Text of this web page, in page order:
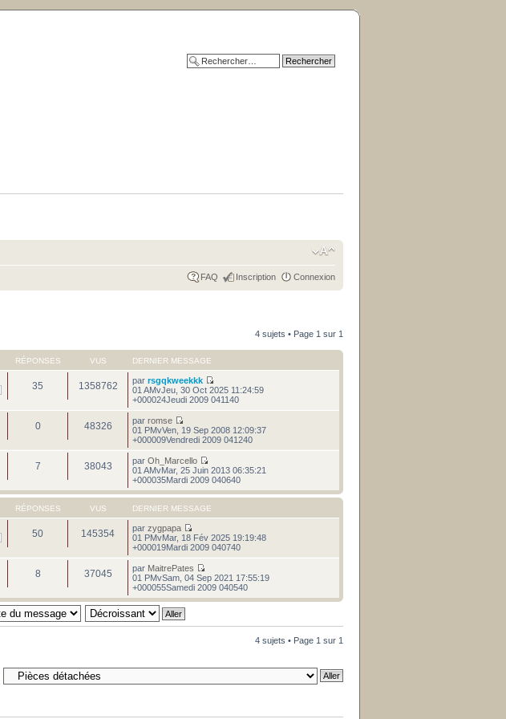
FAQ Inscription Connexion
4 sujets • Page 1 sur 1
RÉPONSES VUS DERNIER MESSAGE
35 1358762 parrsgqkweekkk
01 AMvJeu, 30 Oct 2025 11:24:59
+000024Jeudi 2009 041140
0 48326 parromse
01 PMvVen, 19 Sep 2008 12:09:37
+000009Vendredi 2009 041240
7 38043 parOh_Marcello
01 AMvMar, 25 Juin 2013 06:35:21
+000035Mardi 2009 040640
RÉPONSES VUS DERNIER MESSAGE
50 145354 parzygpapa
01 PMvMar, 18 Fév 2025 19:19:48
+000019Mardi 2009 040740
8 37045 par MaitrePates
01 PMvSam, 04 Sep 2021 17:55:19
+000055Samedi 2009 040540
4 sujets • Page 1 sur 1